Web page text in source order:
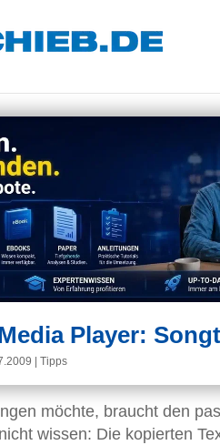
Player:
Tipps
möchte, braucht den
wissen: Die kopierten